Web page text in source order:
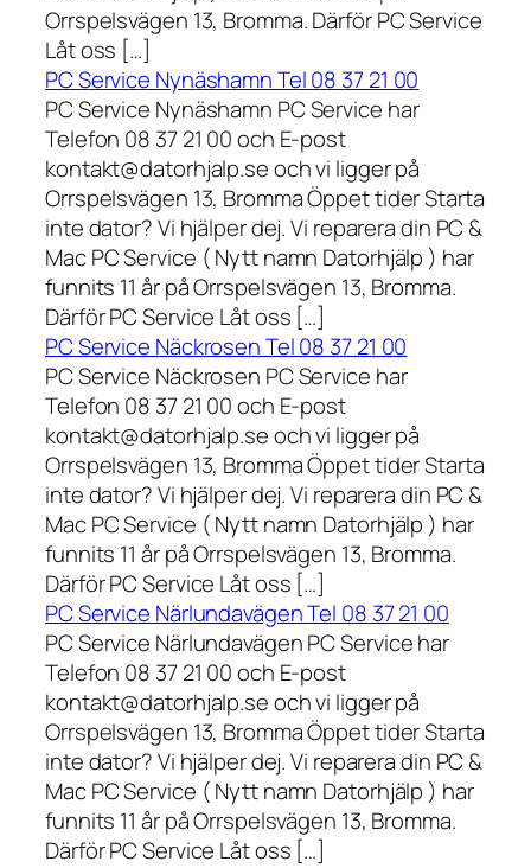
Orrspelsvägen 13, Bromma. Därför PC Service
Låt oss […]
PC Service Nynäshamn Tel 08 37 21 00
PC Service Nynäshamn PC Service har
Telefon 08 37 21 00 och E-post
kontakt@datorhjalp.se och vi ligger på
Orrspelsvägen 13, Bromma Öppet tider Starta
inte dator? Vi hjälper dej. Vi reparera din PC &
Mac PC Service ( Nytt namn Datorhjälp ) har
funnits 11 år på Orrspelsvägen 13, Bromma.
Därför PC Service Låt oss […]
PC Service Näckrosen Tel 08 37 21 00
PC Service Näckrosen PC Service har
Telefon 08 37 21 00 och E-post
kontakt@datorhjalp.se och vi ligger på
Orrspelsvägen 13, Bromma Öppet tider Starta
inte dator? Vi hjälper dej. Vi reparera din PC &
Mac PC Service ( Nytt namn Datorhjälp ) har
funnits 11 år på Orrspelsvägen 13, Bromma.
Därför PC Service Låt oss […]
PC Service Närlundavägen Tel 08 37 21 00
PC Service Närlundavägen PC Service har
Telefon 08 37 21 00 och E-post
kontakt@datorhjalp.se och vi ligger på
Orrspelsvägen 13, Bromma Öppet tider Starta
inte dator? Vi hjälper dej. Vi reparera din PC &
Mac PC Service ( Nytt namn Datorhjälp ) har
funnits 11 år på Orrspelsvägen 13, Bromma.
Därför PC Service Låt oss […]